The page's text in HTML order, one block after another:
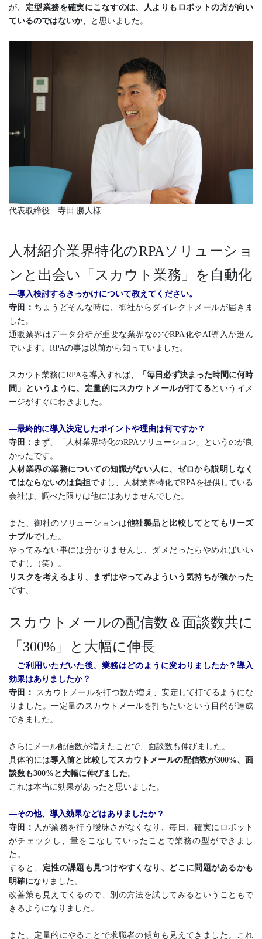
が、 定型業務を確実にこなすのは、人よりもロボットの方が向い
ているのではないか、と思いました。
代表取締役 寺田 勝人様
人材紹介業界特化のRPAソリューショ
ンと出会い「スカウト業務」を自動化
―導入検討するきっかけについて教えてください。
寺田： ちょうどそんな時に、御社からダイレクトメールが届きま
した。
通販業界はデータ分析が重要な業界なのでRPA化やAI導入が進ん
でいます。RPAの事は以前から知っていました。
スカウト業務にRPAを導入すれば、
「毎日必ず決まった時間に何時
間」というように、定量的にスカウトメールが打てる というイメ
ージがすぐにわきました。
―最終的に導入決定したポイントや理由は何ですか？
寺田： まず、「人材業界特化のRPAソリューション」というのが良
かったです。
人材業界の業務についての知識がない人に、ゼロから説明しなく
てはならないのは負担ですし、人材業界特化でRPAを提供している
会社は、調べた限りは他にはありませんでした。
また、御社のソリューションは他社製品と比較してとてもリーズ
ナブルでした。
やってみない事には分かりませんし、ダメだったらやめればいい
ですし（笑）。
リスクを考えるより、まずはやってみよういう気持ちが強かった
です。
スカウトメールの配信数＆面談数共に
「300%」と大幅に伸長
―ご利用いただいた後、業務はどのように変わりましたか？導入
効果はありましたか？
寺田：
スカウトメールを打つ数が増え、安定して打てるようにな
りました。一定量のスカウトメールを打ちたいという目的が達成
できました。
さらにメール配信数が増えたことで、面談数も伸びました。
具体的には導入前と比較してスカウトメールの配信数が300%、面
談数も300%と大幅に伸びました。
これは本当に効果があったと思いました。
―その他、導入効果などはありましたか？
寺田： 人が業務を行う曖昧さがなくなり、毎日、確実にロボット
がチェックし、量をこなしていったことで業務の型ができまし
た。
すると、 定性の課題も見つけやすくなり、どこに問題があるかも
明確になりました。
改善策も見えてくるので、別の方法を試してみるということもで
きるようになりました。
また、定量的にやることで求職者の傾向も見えてきました。これ